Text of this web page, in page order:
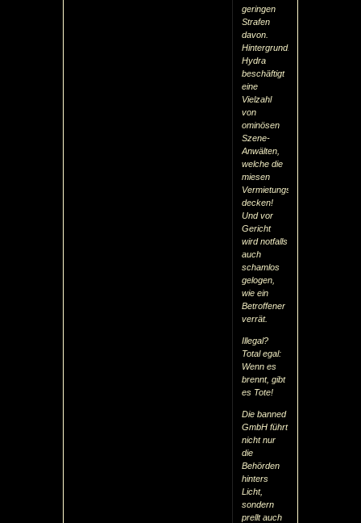
geringen
Strafen
davon.
Hintergrund:
Hydra
beschäftigt
eine
Vielzahl
von
ominösen
Szene-
Anwälten,
welche die
miesen
Vermietungspraktiken
decken!
Und vor
Gericht
wird notfalls
auch
schamlos
gelogen,
wie ein
Betroffener
verrät.
Illegal?
Total egal:
Wenn es
brennt, gibt
es Tote!
Die banned
GmbH führt
nicht nur
die
Behörden
hinters
Licht,
sondern
prellt auch